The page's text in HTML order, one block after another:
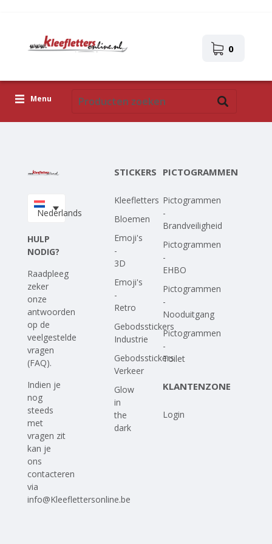
0
Menu
Upload je eigen ontwerp
Nederlands
HULP
NODIG?
Raadpleeg
zeker
onze
antwoorden
op de
veelgestelde
vragen
(FAQ).
Indien je
nog
steeds
met
vragen zit
kan je
ons
contacteren
via
info@Kleeflettersonline.be
STICKERS
Kleefletters
Bloemen
Emoji's
-
3D
Emoji's
-
Retro
Gebodsstickers
Industrie
Gebodsstickers
Verkeer
Glow
in
the
dark
PICTOGRAMMEN
Pictogrammen
-
Brandveiligheid
Pictogrammen
-
EHBO
Pictogrammen
-
Nooduitgang
Pictogrammen
-
Toilet
KLANTENZONE
Login